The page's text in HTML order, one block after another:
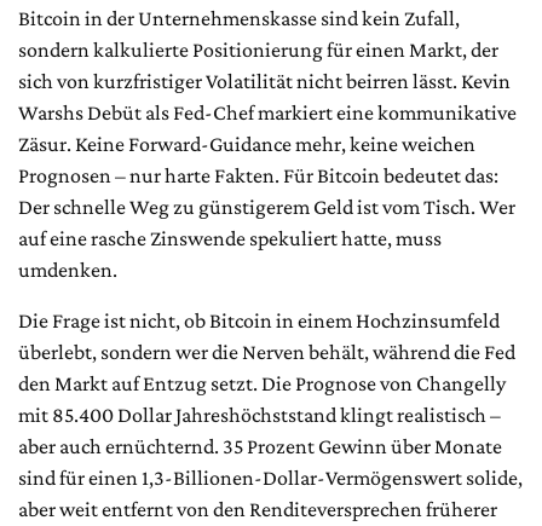
Bitcoin in der Unternehmenskasse sind kein Zufall,
sondern kalkulierte Positionierung für einen Markt, der
sich von kurzfristiger Volatilität nicht beirren lässt. Kevin
Warshs Debüt als Fed-Chef markiert eine kommunikative
Zäsur. Keine Forward-Guidance mehr, keine weichen
Prognosen – nur harte Fakten. Für Bitcoin bedeutet das:
Der schnelle Weg zu günstigerem Geld ist vom Tisch. Wer
auf eine rasche Zinswende spekuliert hatte, muss
umdenken.
Die Frage ist nicht, ob Bitcoin in einem Hochzinsumfeld
überlebt, sondern wer die Nerven behält, während die Fed
den Markt auf Entzug setzt. Die Prognose von Changelly
mit 85.400 Dollar Jahreshöchststand klingt realistisch –
aber auch ernüchternd. 35 Prozent Gewinn über Monate
sind für einen 1,3-Billionen-Dollar-Vermögenswert solide,
aber weit entfernt von den Renditeversprechen früherer